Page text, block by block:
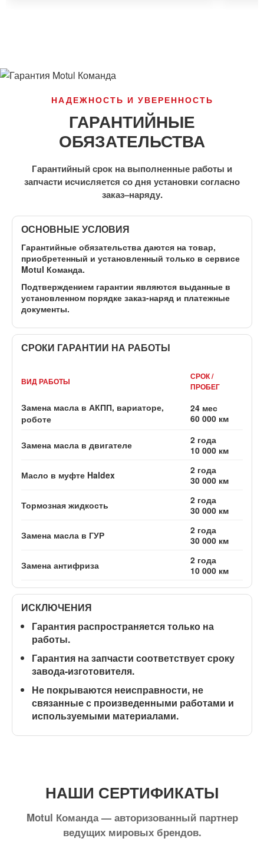
НАДЕЖНОСТЬ И УВЕРЕННОСТЬ
ГАРАНТИЙНЫЕ
ОБЯЗАТЕЛЬСТВА
Гарантийный срок на выполненные работы и
запчасти исчисляется со дня установки согласно
заказ–наряду.
ОСНОВНЫЕ УСЛОВИЯ
Гарантийные обязательства даются на товар,
приобретенный и установленный только в сервисе
Motul Команда.
Подтверждением гарантии являются выданные в
установленном порядке заказ-наряд и платежные
документы.
СРОКИ ГАРАНТИИ НА РАБОТЫ
ВИД РАБОТЫ
СРОК /
ПРОБЕГ
Замена масла в АКПП, вариаторе,
роботе
24 мес
60 000 км
Замена масла в двигателе
2 года
10 000 км
Масло в муфте Haldex
2 года
30 000 км
Тормозная жидкость
2 года
30 000 км
Замена масла в ГУР
2 года
30 000 км
Замена антифриза
2 года
10 000 км
ИСКЛЮЧЕНИЯ
Гарантия распространяетсятолько на
работы.
Гарантия на запчасти соответствует сроку
завода-изготовителя.
Не покрываются неисправности, не
связанные с произведенными работами и
используемыми материалами.
НАШИ СЕРТИФИКАТЫ
Motul Команда — авторизованный партнер
ведущих мировых брендов.